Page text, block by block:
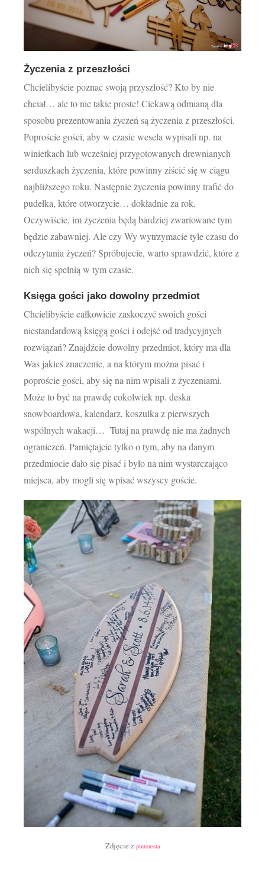
Życzenia z przeszłości
Chcielibyście poznać swoją przyszłość? Kto by nie
chciał… ale to nie takie proste! Ciekawą odmianą dla
sposobu prezentowania życzeń są życzenia z przeszłości.
Poproście gości, aby w czasie wesela wypisali np. na
winietkach lub wcześniej przygotowanych drewnianych
serduszkach życzenia, które powinny ziścić się w ciągu
najbliższego roku. Następnie życzenia powinny trafić do
pudełka, które otworzycie… dokładnie za rok.
Oczywiście, im życzenia będą bardziej zwariowane tym
będzie zabawniej. Ale czy Wy wytrzymacie tyle czasu do
odczytania życzeń? Spróbujecie, warto sprawdzić, które z
nich się spełnią w tym czasie.
Księga gości jako dowolny przedmiot
Chcielibyście całkowicie zaskoczyć swoich gości
niestandardową księgą gości i odejść od tradycyjnych
rozwiązań? Znajdźcie dowolny przedmiot, który ma dla
Was jakieś znaczenie, a na którym można pisać i
poproście gości, aby się na nim wpisali z życzeniami.
Może to być na prawdę cokolwiek np. deska
snowboardowa, kalendarz, koszulka z pierwszych
wspólnych wakacji… Tutaj na prawdę nie ma żadnych
ograniczeń. Pamiętajcie tylko o tym, aby na danym
przedmiocie dało się pisać i było na nim wystarczająco
miejsca, aby mogli się wpisać wszyscy goście.
Zdjęcie z pinteresta